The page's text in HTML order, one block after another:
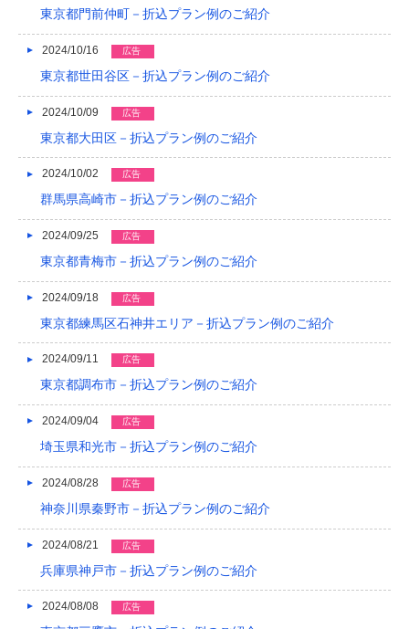
東京都門前仲町－折込プラン例のご紹介
2024/10/16 広告
東京都世田谷区－折込プラン例のご紹介
2024/10/09 広告
東京都大田区－折込プラン例のご紹介
2024/10/02 広告
群馬県高崎市－折込プラン例のご紹介
2024/09/25 広告
東京都青梅市－折込プラン例のご紹介
2024/09/18 広告
東京都練馬区石神井エリア－折込プラン例のご紹介
2024/09/11 広告
東京都調布市－折込プラン例のご紹介
2024/09/04 広告
埼玉県和光市－折込プラン例のご紹介
2024/08/28 広告
神奈川県秦野市－折込プラン例のご紹介
2024/08/21 広告
兵庫県神戸市－折込プラン例のご紹介
2024/08/08 広告